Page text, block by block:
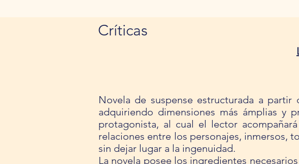
Críticas
Novela de suspense estructurada a
adquiriendo dimensiones más ámplias y
protagonista, al cual el lector
relaciones entre los personajes, inmersos,
sin dejar lugar a la ingenuidad.
La novela posee los ingredientes